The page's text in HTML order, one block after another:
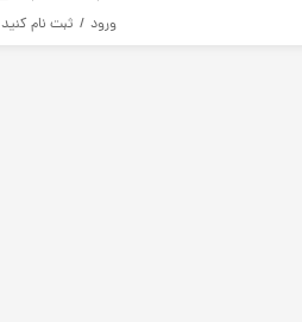
ورود / ثبت نام کنید
خروج از حساب کاربری